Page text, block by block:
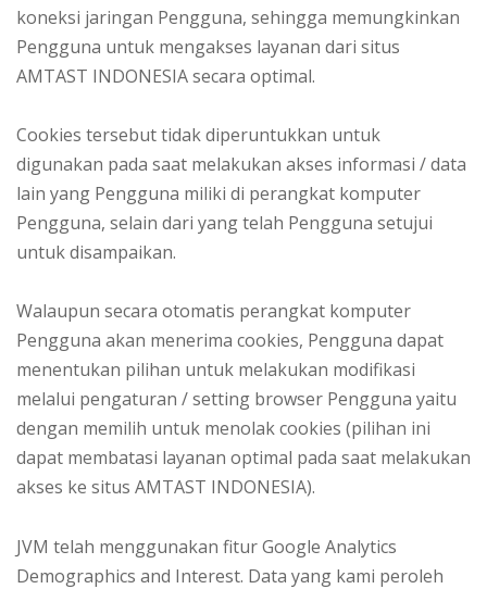
koneksi jaringan Pengguna, sehingga memungkinkan
Pengguna untuk mengakses layanan dari situs
AMTAST INDONESIA secara optimal.
Cookies tersebut tidak diperuntukkan untuk
digunakan pada saat melakukan akses informasi / data
lain yang Pengguna miliki di perangkat komputer
Pengguna, selain dari yang telah Pengguna setujui
untuk disampaikan.
Walaupun secara otomatis perangkat komputer
Pengguna akan menerima cookies, Pengguna dapat
menentukan pilihan untuk melakukan modifikasi
melalui pengaturan / setting browser Pengguna yaitu
dengan memilih untuk menolak cookies (pilihan ini
dapat membatasi layanan optimal pada saat melakukan
akses ke situs AMTAST INDONESIA).
JVM telah menggunakan fitur Google Analytics
Demographics and Interest. Data yang kami peroleh